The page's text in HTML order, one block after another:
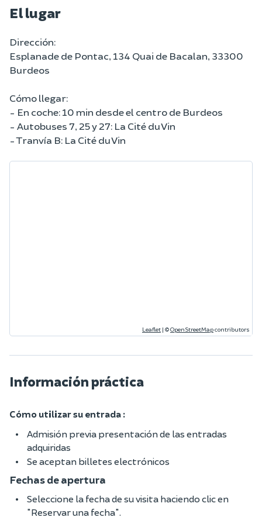
El lugar
Dirección:
Esplanade de Pontac, 134 Quai de Bacalan, 33300
Burdeos
Cómo llegar:
- En coche: 10 min desde el centro de Burdeos
- Autobuses 7, 25 y 27: La Cité du Vin
- Tranvía B: La Cité du Vin
Leaflet | ©OpenStreetMapcontributors
Información práctica
Cómo utilizar su entrada :
Admisión previa presentación de las entradas
adquiridas
Se aceptan billetes electrónicos
Fechas de apertura
Seleccione la fecha de su visita haciendo clic en
"Reservar una fecha".